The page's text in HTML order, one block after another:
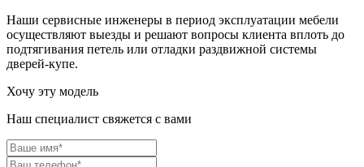
Наши сервисные инженеры в период эксплуатации мебели
осуществляют выезды и решают вопросы клиента вплоть до
подтягивания петель или отладки раздвижной системы
дверей-купе.
Хочу эту модель
Наш специалист свяжется с вами